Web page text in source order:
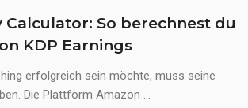
Calculator: So berechnest du
KDP Earnings
erfolgreich sein möchte, muss seine
Die Plattform Amazon ...